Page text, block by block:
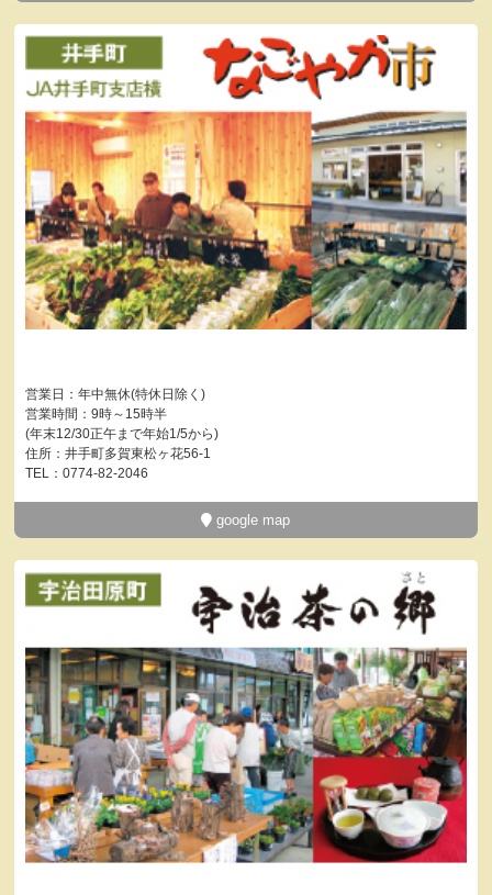
営業日：年中無休(特休日除く)
営業時間：9時～15時半
(年末12/30正午まで年始1/5から)
住所：井手町多賀東松ヶ花56-1
TEL：0774-82-2046
google map